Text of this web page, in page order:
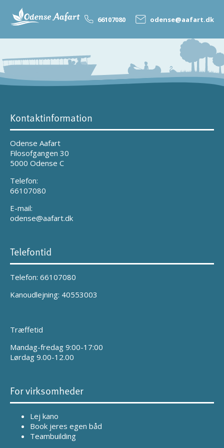
66107080 odense@aafart.dk
Kontaktinformation
Odense Aafart
Filosofgangen 30
5000 Odense C
Telefon:
66107080
E-mail:
odense@aafart.dk
Telefontid
Telefon: 66107080
Kanoudlejning: 40553003
Træffetid
Mandag-fredag 9:00-17:00
Lørdag 9.00-12.00
For virksomheder
Lej kano
Book jeres egen båd
Teambuilding